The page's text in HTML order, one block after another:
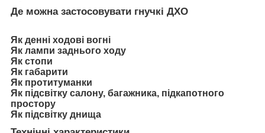
Де можна застосовувати гнучкі ДХО
Як денні ходові вогні
Як лампи заднього ходу
Як стопи
Як габарити
Як протитуманки
Як підсвітку салону, багажника, підкапотного
простору
Як підсвітку днища